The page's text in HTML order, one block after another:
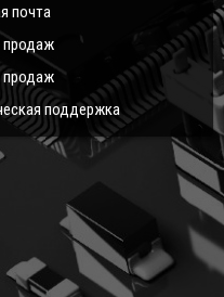
почта
продаж
продаж
поддержка